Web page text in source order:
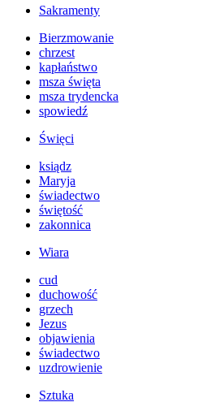
Sakramenty
Bierzmowanie
chrzest
kapłaństwo
msza święta
msza trydencka
spowiedź
Święci
ksiądz
Maryja
świadectwo
świętość
zakonnica
Wiara
cud
duchowość
grzech
Jezus
objawienia
świadectwo
uzdrowienie
Sztuka